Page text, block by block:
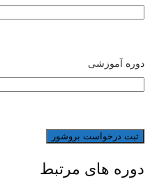
دوره آموزشی
دوره های مرتبط